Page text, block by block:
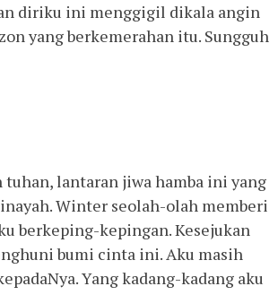
diriku ini menggigil dikala angin
yang berkemerahan itu. Sungguh
lantaran jiwa hamba ini yang
Winter seolah-olah memberi
berkeping-kepingan. Kesejukan
bumi cinta ini. Aku masih
Yang kadang-kadang aku